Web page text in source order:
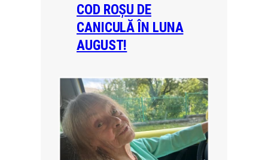
COD ROȘU DE
CANICULĂ ÎN LUNA
AUGUST!